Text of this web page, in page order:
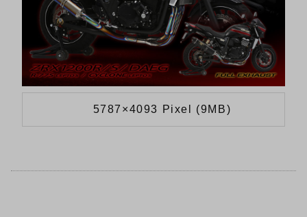
5787×4093 Pixel (9MB)